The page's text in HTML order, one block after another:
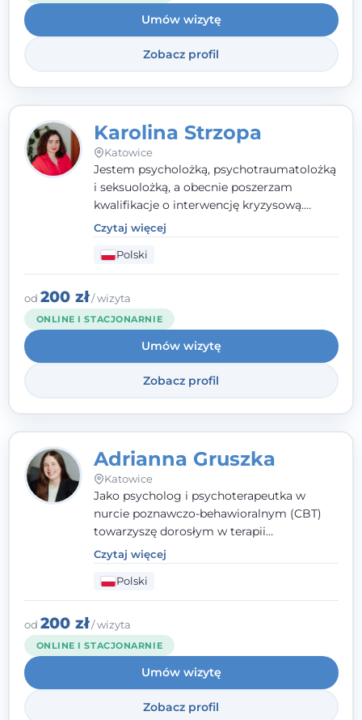
Umów wizytę
Zobacz profil
Karolina Strzopa
Katowice
Jestem psycholożką, psychotraumatolożką
i seksuolożką, a obecnie poszerzam
kwalifikacje o interwencję kryzysową.
Pracuję w nurcie terapii trzeciej fali, łącząc
metody o potwierdzonej skuteczności.
Towarzyszę młodzieży, dorosłym i parom w
radzeniu sobie z bolesnymi
doświadczeniami tak, by mogli żyć pełniej.
Czytaj więcej
Polski
od 200 zł/ wizyta
ONLINE I STACJONARNIE
Umów wizytę
Zobacz profil
Adrianna Gruszka
Katowice
Jako psycholog i psychoterapeutka w
nurcie poznawczo-behawioralnym (CBT)
towarzyszę dorosłym w terapii
indywidualnej oraz nastolatkom od 15. roku
życia. Zależy mi, by naprawdę usłyszeć, z
czym do mnie przychodzisz, i dobrać
sposób pracy do Ciebie - bez gotowych
schematów i bez oceniania.
Czytaj więcej
Polski
od 200 zł/ wizyta
ONLINE I STACJONARNIE
Umów wizytę
Zobacz profil